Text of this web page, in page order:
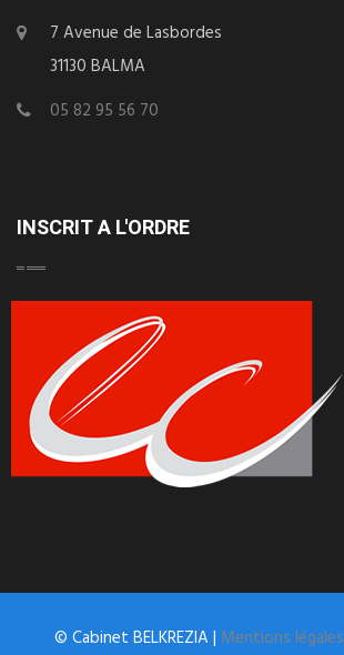
7 Avenue de Lasbordes
31130 BALMA
05 82 95 56 70
INSCRIT A L'ORDRE
© Cabinet BELKREZIA | Mentions légales